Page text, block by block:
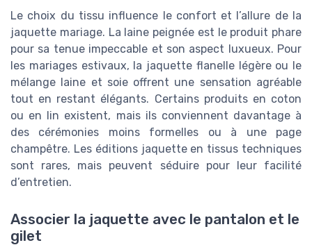
Le choix du tissu influence le confort et l’allure de la
jaquette mariage. La laine peignée est le produit phare
pour sa tenue impeccable et son aspect luxueux. Pour
les mariages estivaux, la jaquette flanelle légère ou le
mélange laine et soie offrent une sensation agréable
tout en restant élégants. Certains produits en coton
ou en lin existent, mais ils conviennent davantage à
des cérémonies moins formelles ou à une page
champêtre. Les éditions jaquette en tissus techniques
sont rares, mais peuvent séduire pour leur facilité
d’entretien.
Associer la jaquette avec le pantalon et le
gilet